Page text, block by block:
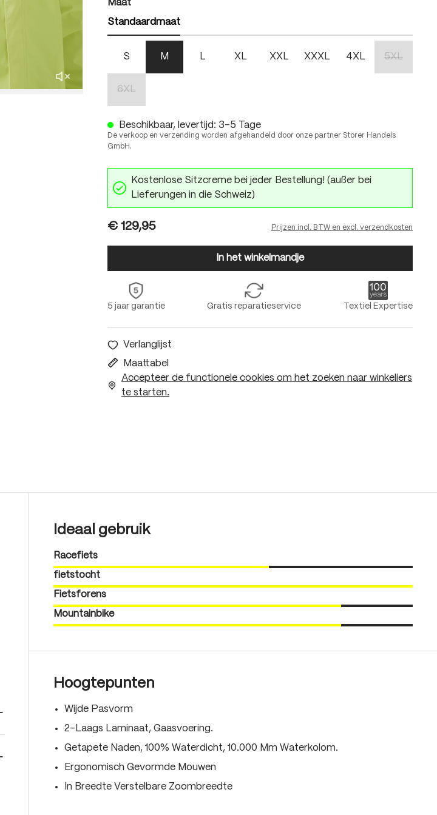
Maatauswählen
Standaardmaat
S M L XL XXL XXXL 4XL 5XL
6XL
Beschikbaar, levertijd: 3-5 Tage
De verkoop en verzending worden afgehandeld door onze partner Storer Handels
GmbH.
Kostenlose Sitzcreme bei jeder Bestellung! (außer bei
Lieferungen in die Schweiz)
€ 129,95 Prijzen incl. BTW en excl. verzendkosten
In het winkelmandje
5 jaar garantie Gratis reparatieservice Textiel Expertise
Verlanglijst
Maattabel
Accepteer de functionele cookies om het zoeken naar winkeliers
te starten.
Ideaal gebruik
Racefiets
fietstocht
Fietsforens
Mountainbike
Hoogtepunten
Wijde Pasvorm
2-Laags Laminaat, Gaasvoering.
Getapete Naden, 100% Waterdicht, 10.000 Mm Waterkolom.
Ergonomisch Gevormde Mouwen
In Breedte Verstelbare Zoombreedte